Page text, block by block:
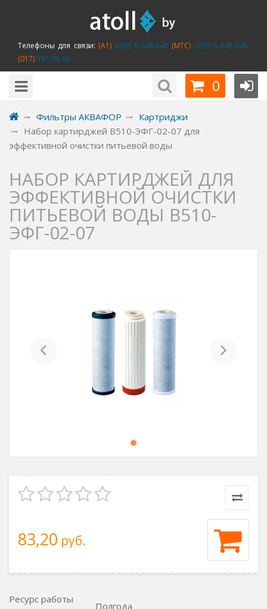
Телефоны для связи: (A1)(029) 6-648-648 (MTC)(029) 5-648-648
(017)397-98-66
0
Фильтры АКВАФОР
Картриджи
Набор картирджей B510-ЭФГ-02-07 для
эффективной очистки питьевой воды
НАБОР КАРТИРДЖЕЙ ДЛЯ
ЭФФЕКТИВНОЙ ОЧИСТКИ
ПИТЬЕВОЙ ВОДЫ B510-
ЭФГ-02-07
Previous
83,20 руб.
Ресурс работы
Полгода